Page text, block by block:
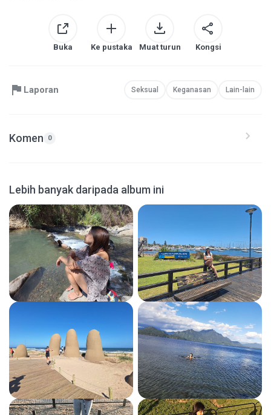
Buka Ke pustaka Muat turun Kongsi
Laporan Seksual Keganasan Lain-lain
Komen 0
Lebih banyak daripada album ini